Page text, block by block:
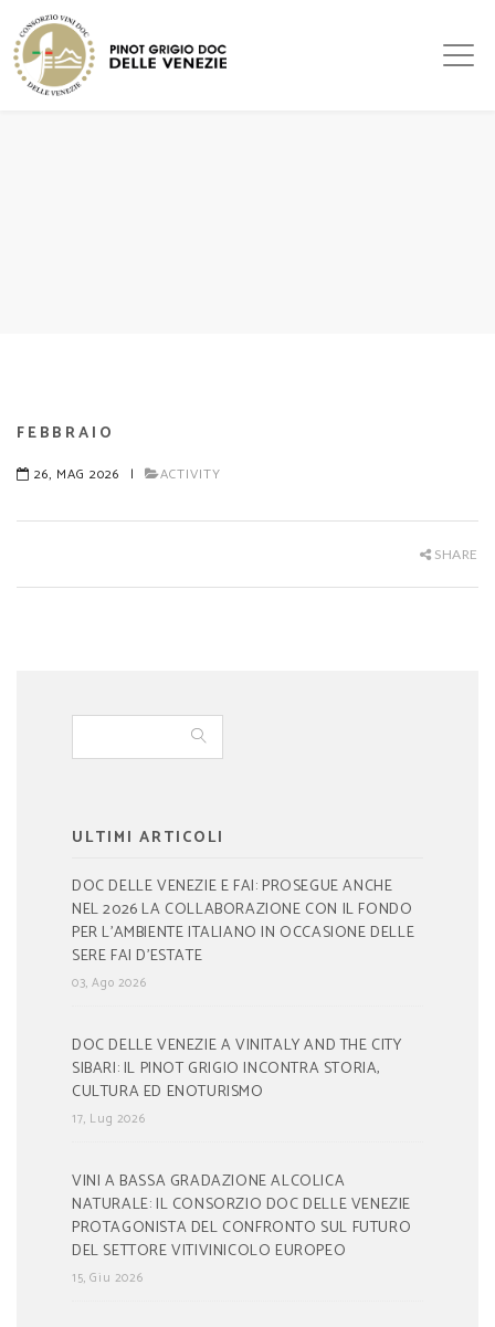
FEBBRAIO
26, MAG 2026 | ACTIVITY
SHARE
ULTIMI ARTICOLI
DOC DELLE VENEZIE E FAI: PROSEGUE ANCHE
NEL 2026 LA COLLABORAZIONE CON IL FONDO
PER L’AMBIENTE ITALIANO IN OCCASIONE DELLE
SERE FAI D’ESTATE
03, Ago 2026
DOC DELLE VENEZIE A VINITALY AND THE CITY
SIBARI: IL PINOT GRIGIO INCONTRA STORIA,
CULTURA ED ENOTURISMO
17, Lug 2026
VINI A BASSA GRADAZIONE ALCOLICA
NATURALE: IL CONSORZIO DOC DELLE VENEZIE
PROTAGONISTA DEL CONFRONTO SUL FUTURO
DEL SETTORE VITIVINICOLO EUROPEO
15, Giu 2026